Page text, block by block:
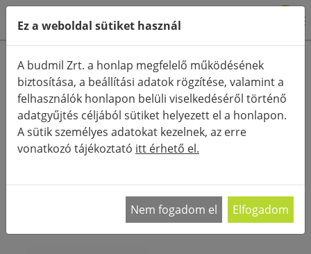
Termékkategóriák
Részletes keresés
FŐOLDAL KATEGÓRIÁK
HÁTITÁSKÁK
RENDEZÉS:
Kényelmes, praktikus, de mégis trendi táskát…
Ez a weboldal sütiket használ
A budmil Zrt. a honlap megfelelő működésének
biztosítása, a beállítási adatok rögzítése, valamint a
felhasználók honlapon belüli viselkedéséről történő
adatgyűjtés céljából sütiket helyezett el a honlapon.
A sütik személyes adatokat kezelnek, az erre
vonatkozó tájékoztató itt érhető el.
Nem fogadom el Elfogadom